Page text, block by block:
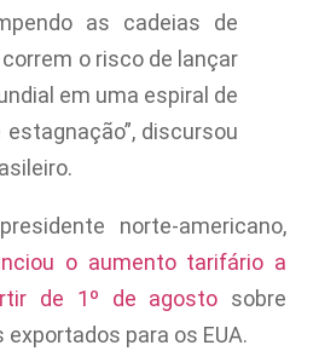
as cadeias de
o risco de lançar
em uma espiral de
discursou
norte-americano,
o aumento tarifário a
de 1º de agosto sobre
para os EUA.